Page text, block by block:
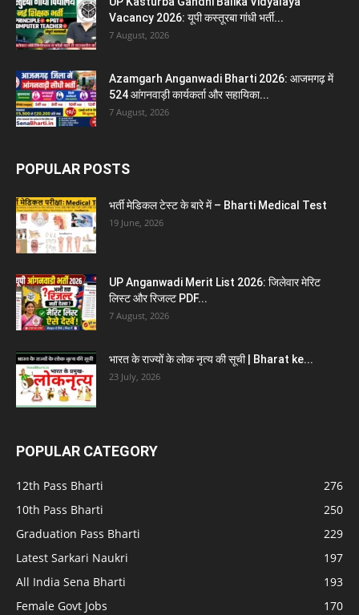
Vacancy 2026: यूपी कस्तूरबा गांधी भर्ती...
7 August, 2026
Azamgarh Anganwadi Bharti 2026: आजमगढ़ में
524 आंगनवाड़ी कार्यकर्ता और सहायिका...
7 August, 2026
POPULAR POSTS
भर्ती मेडिकल टेस्ट के बारे में – Bharti Medical Test
19 June, 2026
UP Anganwadi Merit List 2026: जिलेवार मेरिट
लिस्ट और रिजल्ट PDF...
7 August, 2026
भारत के राज्यों के लोक नृत्य की सूची | Bharat ke...
23 July, 2026
POPULAR CATEGORY
12th Pass Bharti
276
10th Pass Bharti
250
Graduation Pass Bharti
229
Latest Sarkari Naukri
197
All India Sena Bharti
193
Female Govt Jobs
170